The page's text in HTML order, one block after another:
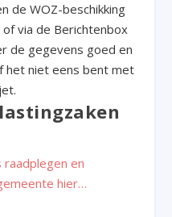
de WOZ-beschikking
via de Berichtenbox
de gegevens goed en
het niet eens bent met
raadplegen en
hier…